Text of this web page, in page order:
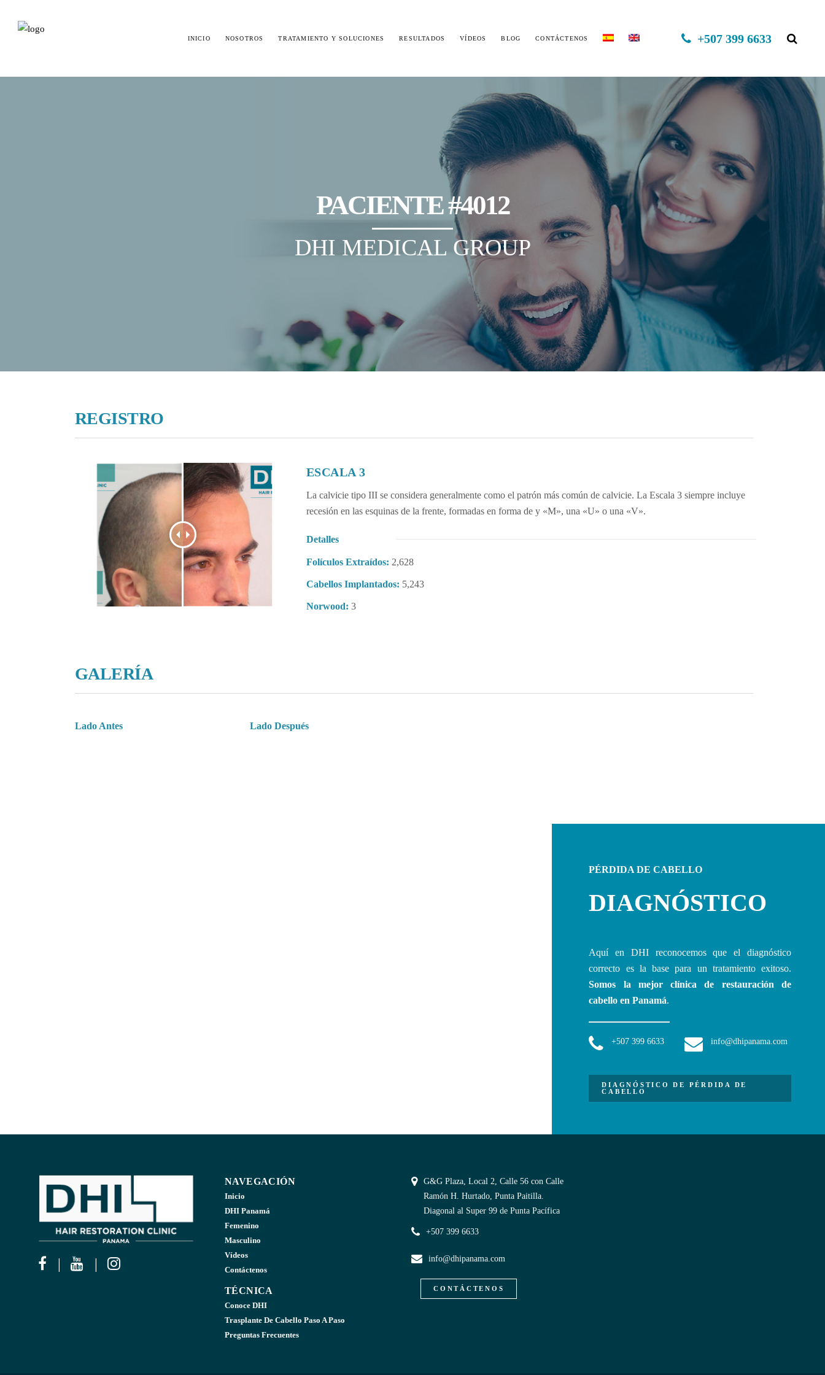
INICIO NOSOTROS TRATAMIENTO Y SOLUCIONES
ALOPECIA MASCULINA
ALOPECIA FEMENINA
EXO CAPILAR DHI
MINOXIDIL
FINASTERIDE
MESOTERAPIA
PLASMA RICO EN PLAQUETAS
TERAPIA INFORED
RESULTADOS VÍDEOS BLOG CONTÁCTENOS +507 399 6633
PACIENTE #4012
DHI MEDICAL GROUP
REGISTRO
ESCALA 3
La calvicie tipo III se considera generalmente como el patrón más común de calvicie. La Escala 3 siempre incluye
recesión en las esquinas de la frente, formadas en forma de y «M», una «U» o una «V».
Detalles
Folículos Extraídos: 2,628
Cabellos Implantados: 5,243
Norwood: 3
GALERÍA
Lado Antes Lado Después
PÉRDIDA DE CABELLO
DIAGNÓSTICO
Aquí en DHI reconocemos que el diagnóstico
correcto es la base para un tratamiento exitoso.
Somos la mejor clínica de restauración de
cabello en Panamá.
+507 399 6633 info@dhipanama.com
DIAGNÓSTICO DE PÉRDIDA DE
CABELLO
NAVEGACIÓN
Inicio
DHI Panamá
Femenino
Masculino
Vídeos
Contáctenos
TÉCNICA
Conoce DHI
Trasplante De Cabello Paso A Paso
Preguntas Frecuentes
G&G Plaza, Local 2, Calle 56 con Calle
Ramón H. Hurtado, Punta Paitilla.
Diagonal al Super 99 de Punta Pacífica
+507 399 6633
info@dhipanama.com
CONTÁCTENOS